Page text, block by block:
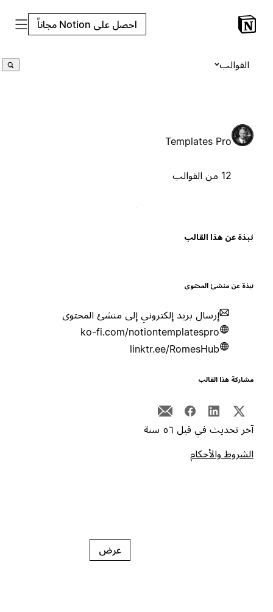
احصل على Notion مجاناً
القوالب
Templates Pro
عن هذا القالب
عن منشئ المحتوى
إرسال بريد إلكتروني إلى منشئ المحتوى
ko-fi.com/notiontemplatespro
linktr.ee/RomesHub
هذا القالب
تحديث في قبل ٥٦ سنة
والأحكام
عرض